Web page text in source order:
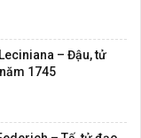
– Đậu, tử
1745